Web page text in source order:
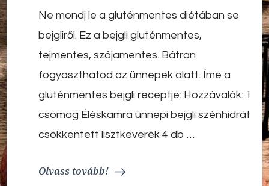
Ne mondj le a gluténmentes diétában se
bejgliről. Ez a bejgli gluténmentes,
tejmentes, szójamentes. Bátran
fogyaszthatod az ünnepek alatt. Íme a
gluténmentes bejgli receptje: Hozzávalók: 1
csomag Éléskamra ünnepi bejgli szénhidrát
csökkentett lisztkeverék 4 db …
Olvass tovább!